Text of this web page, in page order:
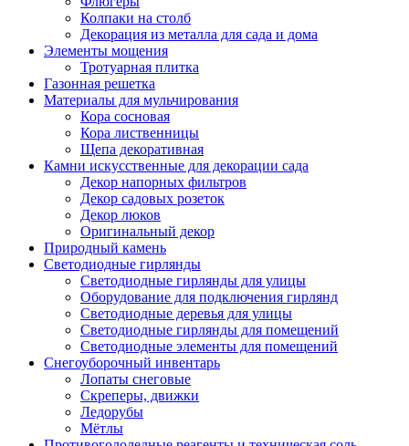
Колпаки на столб
Декорация из металла для сада и дома
Элементы мощения
Тротуарная плитка
Газонная решетка
Материалы для мульчирования
Кора сосновая
Кора лиственницы
Щепа декоративная
Камни искусственные для декорации сада
Декор напорных фильтров
Декор садовых розеток
Декор люков
Оригинальный декор
Природный камень
Светодиодные гирлянды
Светодиодные гирлянды для улицы
Оборудование для подключения гирлянд
Светодиодные деревья для улицы
Светодиодные гирлянды для помещений
Светодиодные элементы для помещений
Снегоуборочный инвентарь
Лопаты снеговые
Скреперы, движки
Ледорубы
Мётлы